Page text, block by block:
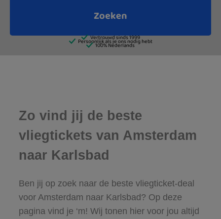
Zo vind jij de beste
vliegtickets van Amsterdam
naar Karlsbad
Ben jij op zoek naar de beste vliegticket-deal
voor Amsterdam naar Karlsbad? Op deze
pagina vind je ‘m! Wij tonen hier voor jou altijd